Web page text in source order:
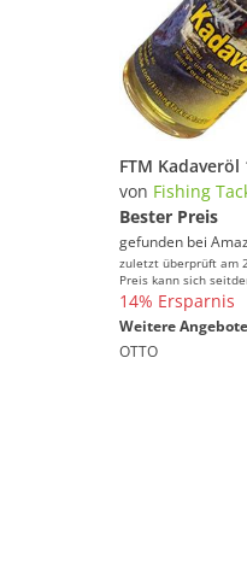
von Fishing
Bester Preis
gefunden bei
zuletzt überprüft am
Preis kann sich
14% Ersparnis
Weitere
OTTO